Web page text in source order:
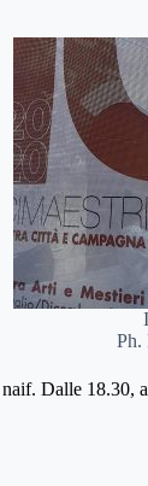
Ph.
Dalle 18.30,